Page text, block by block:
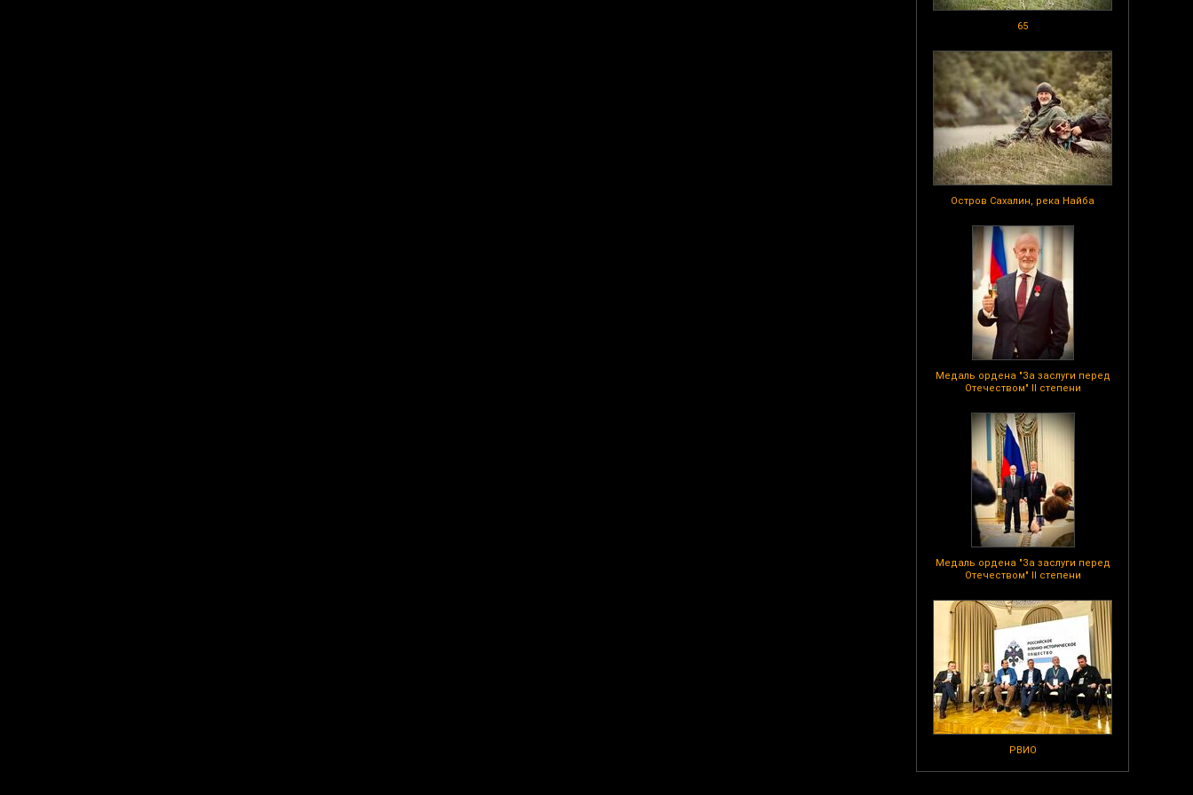
65
Остров Сахалин, река Найба
Медаль ордена "За заслуги перед
Отечеством" II степени
Медаль ордена "За заслуги перед
Отечеством" II степени
РВИО